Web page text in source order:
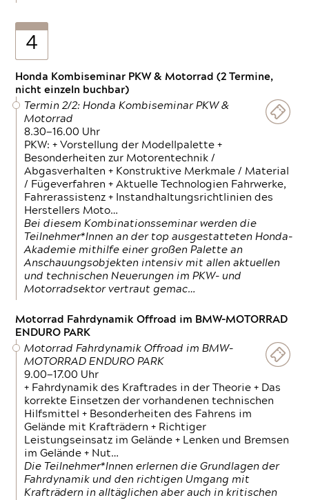
4
Honda Kombiseminar PKW & Motorrad (2 Termine,
nicht einzeln buchbar)
Termin 2/2: Honda Kombiseminar PKW &
Motorrad
8.30—16.00 Uhr
PKW: + Vorstellung der Modellpalette +
Besonderheiten zur Motorentechnik /
Abgasverhalten + Konstruktive Merkmale / Material
/ Fügeverfahren + Aktuelle Technologien Fahrwerke,
Fahrerassistenz + Instandhaltungsrichtlinien des
Herstellers Moto…
Bei diesem Kombinationsseminar werden die
Teilnehmer*Innen an der top ausgestatteten Honda-
Akademie mithilfe einer großen Palette an
Anschauungsobjekten intensiv mit allen aktuellen
und technischen Neuerungen im PKW- und
Motorradsektor vertraut gemac…
Motorrad Fahrdynamik Offroad im BMW-MOTORRAD
ENDURO PARK
Motorrad Fahrdynamik Offroad im BMW-
MOTORRAD ENDURO PARK
9.00—17.00 Uhr
+ Fahrdynamik des Kraftrades in der Theorie + Das
korrekte Einsetzen der vorhandenen technischen
Hilfsmittel + Besonderheiten des Fahrens im
Gelände mit Krafträdern + Richtiger
Leistungseinsatz im Gelände + Lenken und Bremsen
im Gelände + Nut…
Die Teilnehmer*Innen erlernen die Grundlagen der
Fahrdynamik und den richtigen Umgang mit
Krafträdern in alltäglichen aber auch in kritischen